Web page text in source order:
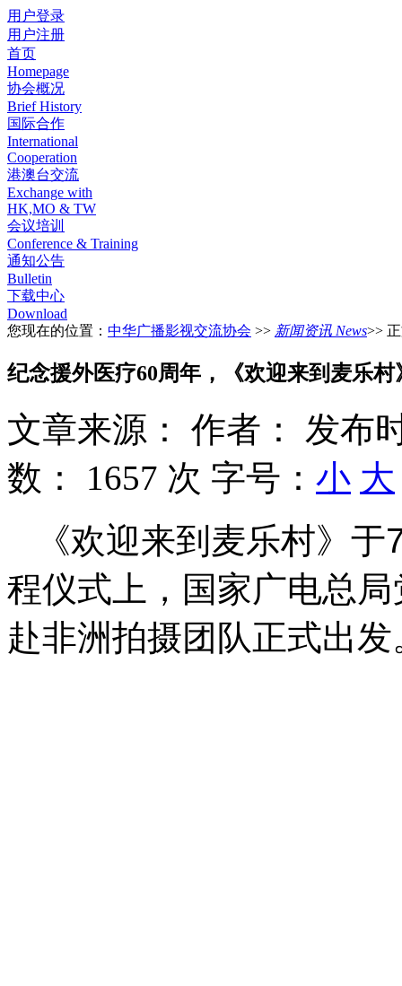
用户登录
用户注册
首页
Homepage
协会概况
Brief History
国际合作
International
Cooperation
港澳台交流
Exchange with
HK,MO & TW
会议培训
Conference & Training
通知公告
Bulletin
下载中心
Download
您现在的位置： 中华广播影视交流协会 >> 新闻资讯 News>>
纪念援外医疗60周年，《欢迎来到麦乐
文章来源： 作者：
发布
数： 1657 次 字号： 小 大
《欢迎来到麦乐村》
程仪式上，国家广电总
赴非洲拍摄团队正式出发